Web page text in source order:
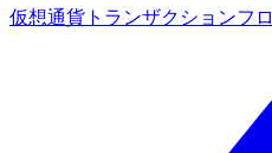
仮想通貨トランザクションフ